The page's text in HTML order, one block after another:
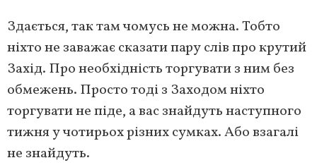
Здається, так там чомусь не можна. Тобто
ніхто не заважає сказати пару слів про крутий
Захід. Про необхідність торгувати з ним без
обмежень. Просто тоді з Заходом ніхто
торгувати не піде, а вас знайдуть наступного
тижня у чотирьох різних сумках. Або взагалі
не знайдуть.